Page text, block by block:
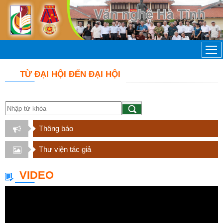
TỪ ĐẠI HỘI ĐẾN ĐẠI HỘI
Thông báo
Thư viện tác giả
VIDEO